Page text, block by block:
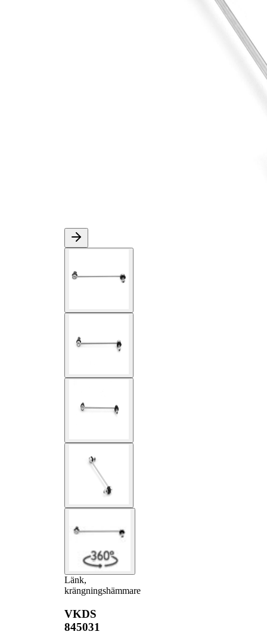
Länk,
krängningshämmare
VKDS
845031